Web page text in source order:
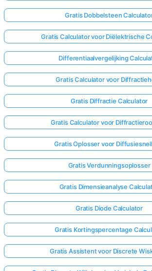
hier
in!
Gratis Dobbelsteen
Gratis Calculator voor Diëlektrische
Differentiaalvergelijking
Gratis Calculator voor
Gratis Diffractie Calculator
Gratis Calculator voor
Gratis Oplosser voor
Gratis Verdunningsoplosser
Gratis Dimensieanalyse
Gratis Diode Calculator
Gratis Kortingspercentage
Gratis Assistent voor Discrete